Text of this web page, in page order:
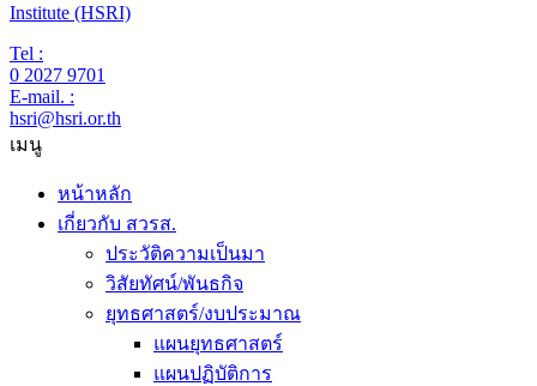
Institute (HSRI)
Tel :
0 2027 9701
E-mail. :
hsri@hsri.or.th
เมนู
หน้าหลัก
เกี่ยวกับ สวรส.
ประวัติความเป็นมา
วิสัยทัศน์/พันธกิจ
ยุทธศาสตร์/งบประมาณ
แผนยุทธศาสตร์
แผนปฏิบัติการ